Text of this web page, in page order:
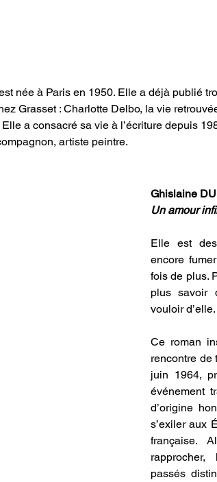
née à Paris en 1950. Elle a déjà publié
Grasset : Charlotte Delbo, la vie
Elle a consacré sa vie à l’écriture depuis
artiste peintre.
Ghislaine
Un amour
Elle est
encore
fois de plus.
plus savoir
vouloir d’elle.
Ce roman
rencontre de
juin 1964,
événement
d’origine
s’exiler aux
française.
passés